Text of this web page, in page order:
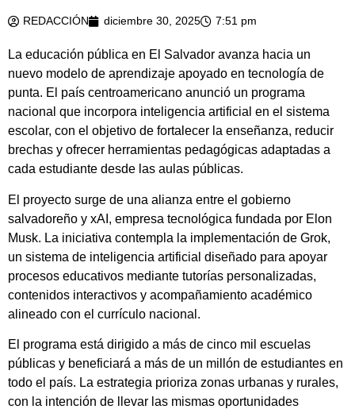
REDACCIÓN diciembre 30, 2025 7:51 pm
La educación pública en El Salvador avanza hacia un
nuevo modelo de aprendizaje apoyado en tecnología de
punta. El país centroamericano anunció un programa
nacional que incorpora inteligencia artificial en el sistema
escolar, con el objetivo de fortalecer la enseñanza, reducir
brechas y ofrecer herramientas pedagógicas adaptadas a
cada estudiante desde las aulas públicas.
El proyecto surge de una alianza entre el gobierno
salvadoreño y xAI , empresa tecnológica fundada por Elon
Musk. La iniciativa contempla la implementación de Grok,
un sistema de inteligencia artificial diseñado para apoyar
procesos educativos mediante tutorías personalizadas,
contenidos interactivos y acompañamiento académico
alineado con el currículo nacional.
El programa está dirigido a más de cinco mil escuelas
públicas y beneficiará a más de un millón de estudiantes en
todo el país. La estrategia prioriza zonas urbanas y rurales,
con la intención de llevar las mismas oportunidades